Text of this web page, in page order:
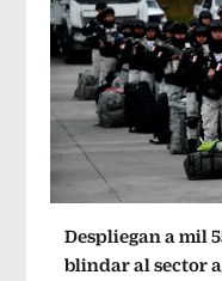
Despliegan a mil
blindar al sector